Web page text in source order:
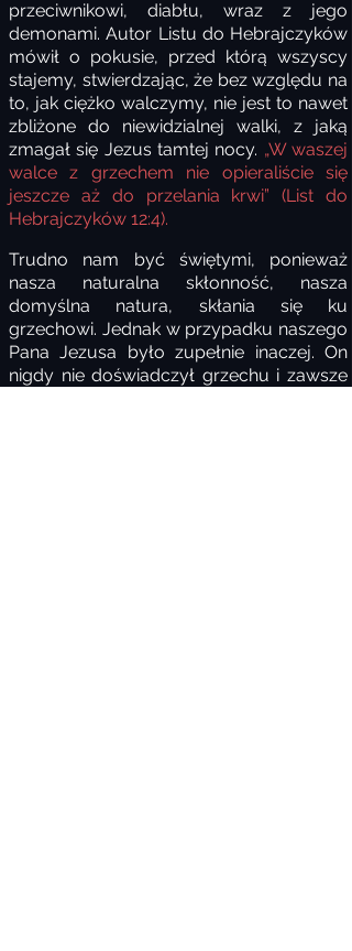
przeciwnikowi, diabłu, wraz z jego
demonami. Autor Listu do Hebrajczyków
mówił o pokusie, przed którą wszyscy
stajemy, stwierdzając, że bez względu na
to, jak ciężko walczymy, nie jest to nawet
zbliżone do niewidzialnej walki, z jaką
zmagał się Jezus tamtej nocy. „W waszej
walce z grzechem nie opieraliście się
jeszcze aż do przelania krwi” (List do
Hebrajczyków 12:4).
Trudno nam być świętymi, ponieważ
nasza naturalna skłonność, nasza
domyślna natura, skłania się ku
grzechowi. Jednak w przypadku naszego
Pana Jezusa było zupełnie inaczej. On
nigdy nie doświadczył grzechu i zawsze